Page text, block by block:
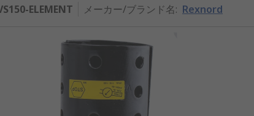
ELEMENT メーカー/ブランド名: Rexnord